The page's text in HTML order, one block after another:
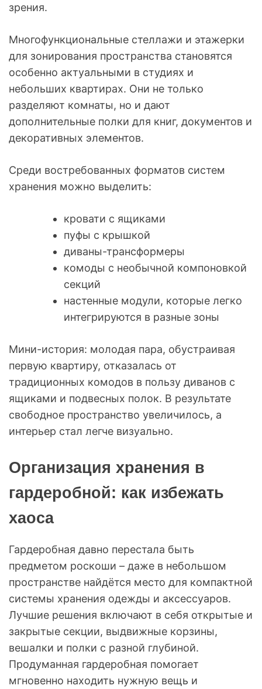
зрения.
Многофункциональные стеллажи и этажерки
для зонирования пространства становятся
особенно актуальными в студиях и
небольших квартирах. Они не только
разделяют комнаты, но и дают
дополнительные полки для книг, документов и
декоративных элементов.
Среди востребованных форматов систем
хранения можно выделить:
кровати с ящиками
пуфы с крышкой
диваны-трансформеры
комоды с необычной компоновкой
секций
настенные модули, которые легко
интегрируются в разные зоны
Мини-история: молодая пара, обустраивая
первую квартиру, отказалась от
традиционных комодов в пользу диванов с
ящиками и подвесных полок. В результате
свободное пространство увеличилось, а
интерьер стал легче визуально.
Организация хранения в
гардеробной: как избежать
хаоса
Гардеробная давно перестала быть
предметом роскоши – даже в небольшом
пространстве найдётся место для компактной
системы хранения одежды и аксессуаров.
Лучшие решения включают в себя открытые и
закрытые секции, выдвижные корзины,
вешалки и полки с разной глубиной.
Продуманная гардеробная помогает
мгновенно находить нужную вещь и